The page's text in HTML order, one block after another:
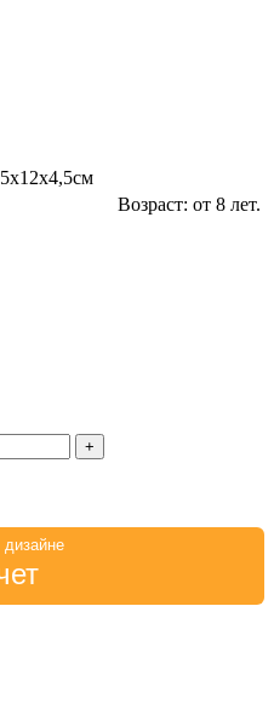
Возраст: от 8 лет.
+